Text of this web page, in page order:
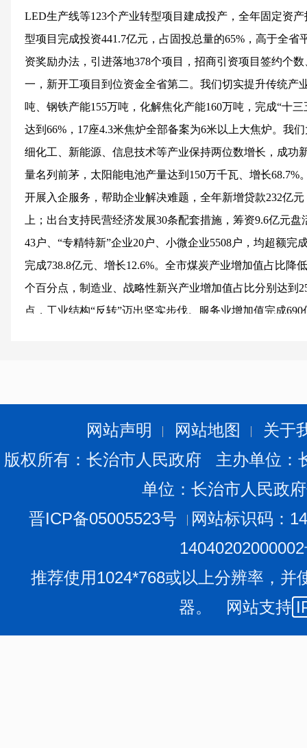
LED生产线等123个产业转型项目建成投产，全年固定资
型项目完成投资441.7亿元，占固投总量的65%，高于全省
资奖励办法，引进落地378个项目，招商引资项目签约个
一，新开工项目到位资金全省第二。我们切实提升传统产
吨、钢铁产能155万吨，化解焦化产能160万吨，完成“十
达到66%，17座4.3米焦炉全部备案为6米以上大焦炉。我
细化工、新能源、信息技术等产业保持两位数增长，成功
量名列前茅，太阳能电池产量达到150万千瓦、增长
开展入企服务，帮助企业解决难题，全年新增贷款232亿
上；出台支持民营经济发展30条配套措施，筹资9.6亿元
43户、“专精特新”企业20户、小微企业5508户，均超额完
完成738.8亿元、增长12.6%。全市煤炭产业增加值占比降
个百分点，制造业、战略性新兴产业增加值占比分别达到
点，工业结构“反转”迈出坚实步伐。服务业增加值完成
10.8%。在全省率先启动绿色有机旱作农业示范市创建工
予“中国小米之都”，新认证“三品一标”农产品183个，“沁
优势区，成功举办首届中国农民丰收节分会场活动。全
全面推开农村集体产权制度改革。改善535个村25万农村
业、生态、教育、健康等各项扶贫措施精准落地，创立消
贫搬迁建设任务全面完成，沁源县顺利摘帽，武乡县、沁
网站声明 网站地图
关于
版权所有：长治市人民政府 主办单位
单位：长治市人民政
晋ICP备05005523号
网站标识码：
推荐使用1024*768或以上分辨率，并
器。 网站支持